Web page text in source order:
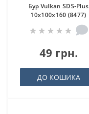
Бур Vulkan SDS-Plus
10x100x160 (8477)
49 грн.
ДО КОШИКА